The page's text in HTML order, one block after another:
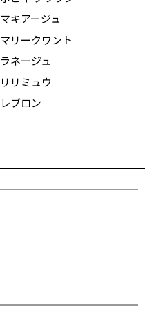
マキアージュ
マリークワント
ラネージュ
リリミュウ
レブロン